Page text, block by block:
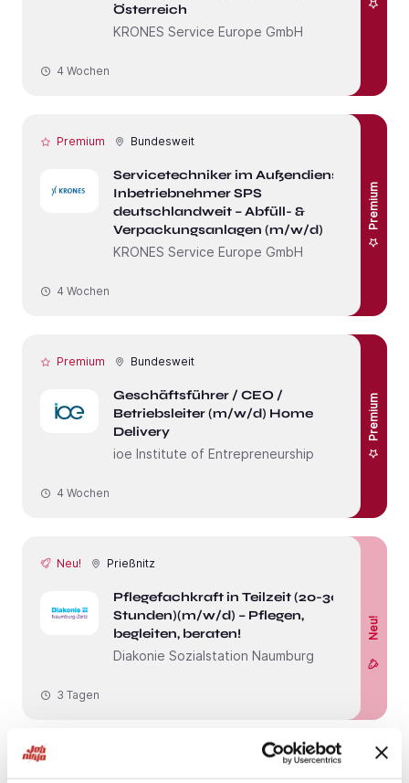
Österreich
KRONES Service Europe GmbH
4 Wochen
Premium Bundesweit
Servicetechniker im Außendienst /
Inbetriebnehmer SPS
deutschlandweit – Abfüll- &
Verpackungsanlagen (m/w/d)
KRONES Service Europe GmbH
Premium
4 Wochen
Premium Bundesweit
Geschäftsführer / CEO /
Betriebsleiter (m/w/d) Home
Delivery
ioe Institute of Entrepreneurship
Premium
4 Wochen
Neu! Prießnitz
Pflegefachkraft in Teilzeit (20-30
Stunden)(m/w/d) – Pflegen,
begleiten, beraten!
Diakonie Sozialstation Naumburg
Neu!
3 Tagen